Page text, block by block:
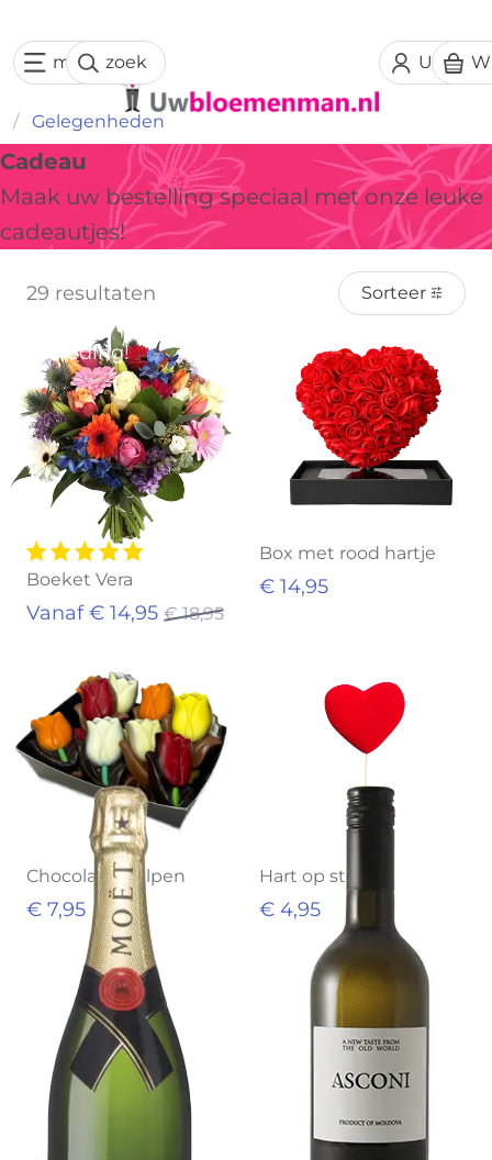
Uw
menuzoek
Gelegenheden
Cadeau
Maak uw bestelling speciaal met onze leuke
cadeautjes!
29 resultaten Sorteer
Aanbieding!
Boeket Vera
Vanaf € 14,95 € 18,95
Box met rood hartje
€ 14,95
Chocolade Tulpen
€ 7,95
Hart op stok XL
€ 4,95